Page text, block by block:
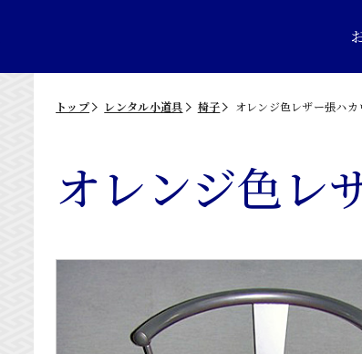
トップ レンタル小道具 椅子 オレンジ色レザー張ハ
オレンジ色レ